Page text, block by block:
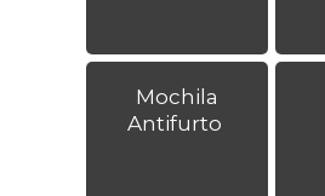
Mochila
Antifurto